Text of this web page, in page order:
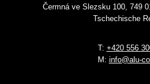
Čermná ve Slezsku 100, 749
Tschechische
T: +420 556
M: info@alu-